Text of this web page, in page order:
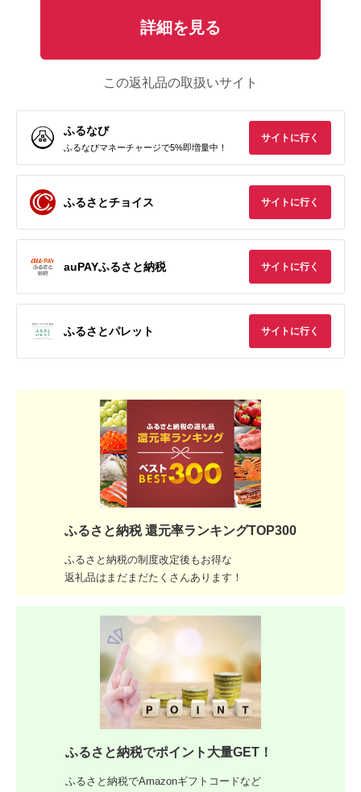
詳細を見る
この返礼品の取扱いサイト
ふるなび
ふるなびマネーチャージで5%即増量中！
サイトに行く
ふるさとチョイス サイトに行く
auPAYふるさと納税 サイトに行く
ふるさとパレット サイトに行く
ふるさと納税 還元率ランキングTOP300
ふるさと納税の制度改定後もお得な
返礼品はまだまだたくさんあります！
ふるさと納税でポイント大量GET！
ふるさと納税でAmazonギフトコードなど